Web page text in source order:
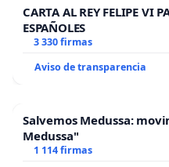
CARTA AL REY FELIPE VI
ESPAÑOLES
3 330 firmas
Aviso de transparencia
Salvemos Medussa:
Medussa"
1 114 firmas